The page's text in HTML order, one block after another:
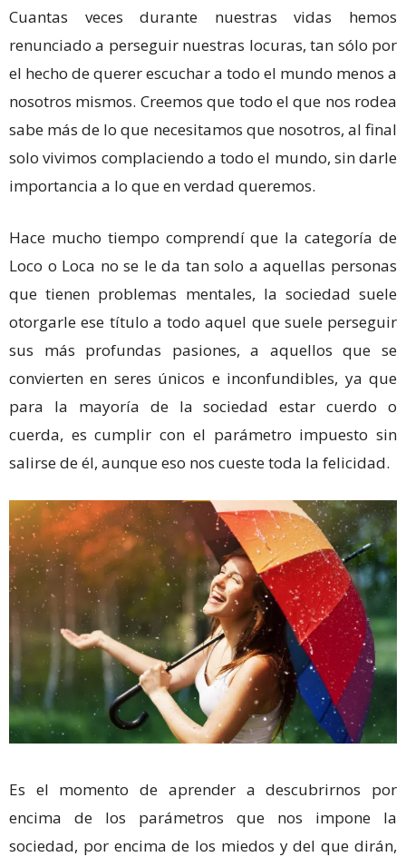
Cuantas veces durante nuestras vidas hemos
renunciado a perseguir nuestras locuras, tan sólo por
el hecho de querer escuchar a todo el mundo menos a
nosotros mismos. Creemos que todo el que nos rodea
sabe más de lo que necesitamos que nosotros, al final
solo vivimos complaciendo a todo el mundo, sin darle
importancia a lo que en verdad queremos.
Hace mucho tiempo comprendí que la categoría de
Loco o Loca no se le da tan solo a aquellas personas
que tienen problemas mentales, la sociedad suele
otorgarle ese título a todo aquel que suele perseguir
sus más profundas pasiones, a aquellos que se
convierten en seres únicos e inconfundibles, ya que
para la mayoría de la sociedad estar cuerdo o
cuerda, es cumplir con el parámetro impuesto sin
salirse de él, aunque eso nos cueste toda la felicidad.
Es el momento de aprender a descubrirnos por
encima de los parámetros que nos impone la
sociedad, por encima de los miedos y del que dirán,